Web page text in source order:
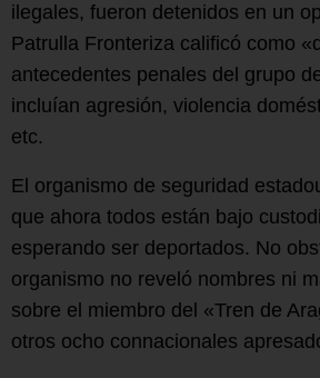
ilegales, fueron detenidos en un
Patrulla Fronteriza calificó como
antecedentes penales del grupo
incluían agresión, violencia
etc.
El organismo de seguridad
que ahora todos están bajo
esperando ser deportados. No
organismo no reveló nombres ni
sobre el miembro del «Tren de
otros ocho connacionales